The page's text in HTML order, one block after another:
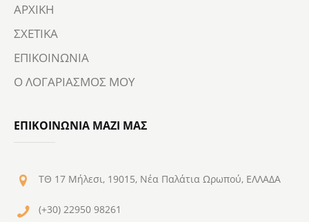
ΑΡΧΙΚΗ
ΣΧΕΤΙΚΑ
ΕΠΙΚΟΙΝΩΝΙΑ
Ο ΛΟΓΑΡΙΑΣΜΟΣ ΜΟΥ
ΕΠΙΚΟΙΝΩΝΙΑ ΜΑΖΙ ΜΑΣ
ΤΘ 17 Μήλεσι, 19015, Νέα Παλάτια Ωρωπού, ΕΛΛΑΔΑ
(+30) 22950 98261